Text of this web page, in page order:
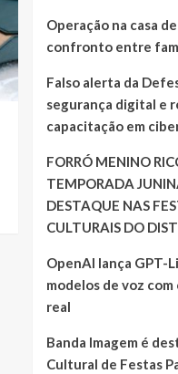
Operação na casa
confronto entre
Falso alerta da
segurança digital e
capacitação em
FORRÓ MENINO
TEMPORADA
DESTAQUE NAS
CULTURAIS DO
OpenAI lança GPT-
modelos de voz
real
Banda Imagem é
Cultural de Festas